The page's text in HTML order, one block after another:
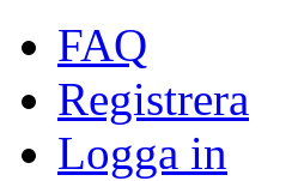
FAQ
Registrera
Logga in